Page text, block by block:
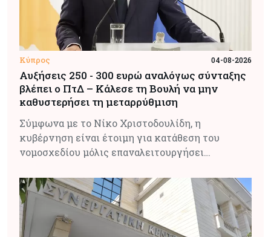
Κύπρος 04-08-2026
Αυξήσεις 250 - 300 ευρώ αναλόγως σύνταξης
βλέπει ο ΠτΔ – Κάλεσε τη Βουλή να μην
καθυστερήσει τη μεταρρύθμιση
Σύμφωνα με το Νίκο Χριστοδουλίδη, η
κυβέρνηση είναι έτοιμη για κατάθεση του
νομοσχεδίου μόλις επαναλειτουργήσει…